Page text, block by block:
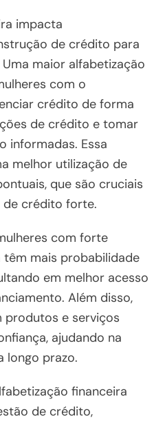
impacta
de crédito para
maior alfabetização
com o
crédito de forma
de crédito e tomar
informadas. Essa
melhor utilização de
que são cruciais
crédito forte.
com forte
mais probabilidade
em melhor acesso
Além disso,
produtos e serviços
ajudando na
longo prazo.
financeira
de crédito,